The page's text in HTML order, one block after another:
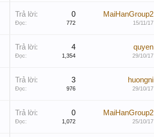
Trả lời: 0
Đọc: 772
MaiHanGroup2
15/11/17
Trả lời: 4
Đọc: 1,354
quyen
29/10/17
Trả lời: 3
Đọc: 976
huongni
29/10/17
Trả lời: 0
Đọc: 1,072
MaiHanGroup2
25/10/17